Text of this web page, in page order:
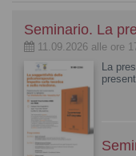
Seminario. La
11.09.2026 alle ore
La